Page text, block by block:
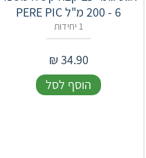
6 - 200 מ"ל PERE PIC
1 יחידות
34.90
₪
הוסף לסל